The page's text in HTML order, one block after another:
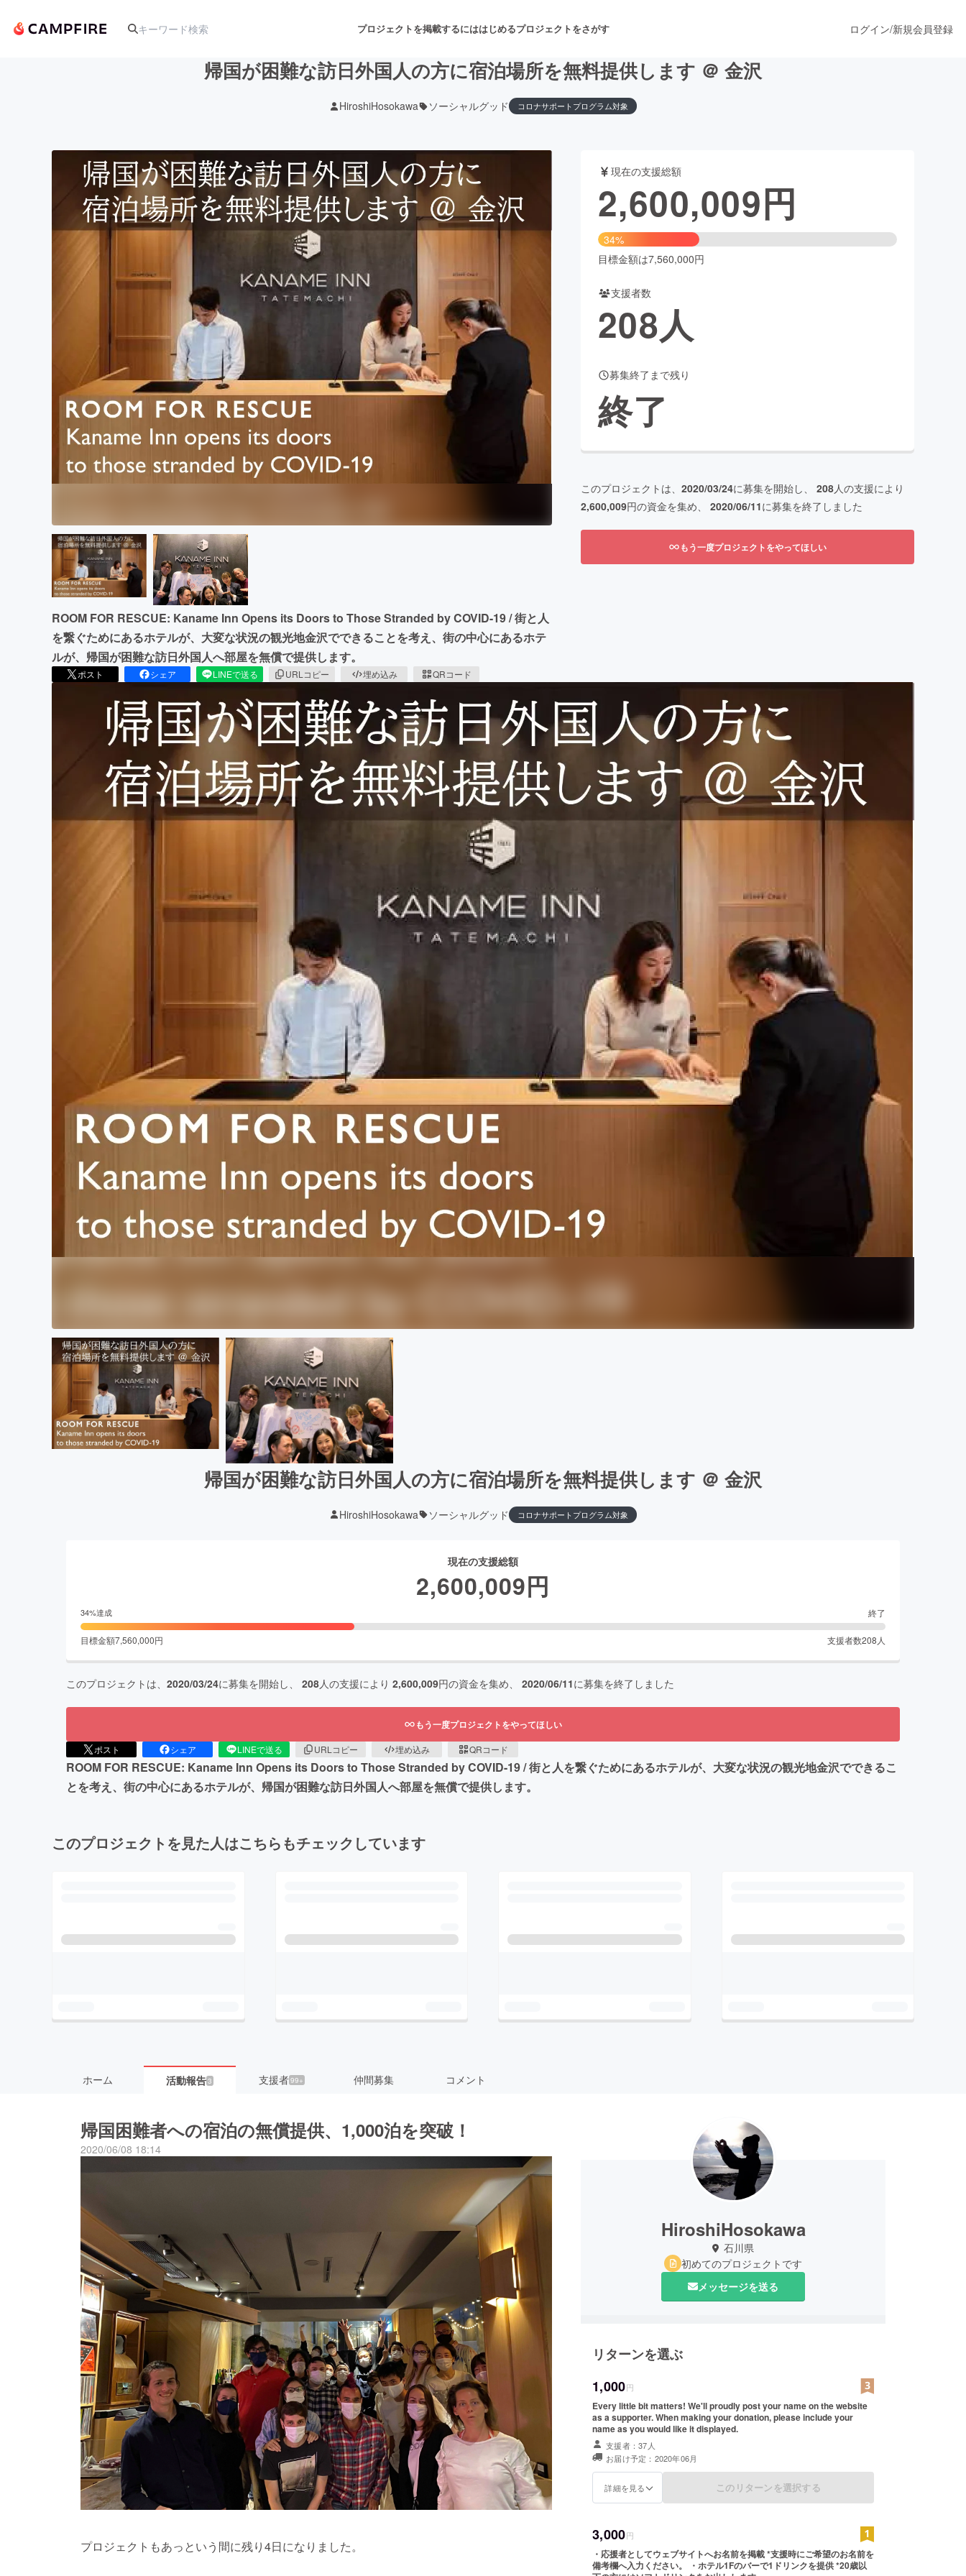
プロジェクトを掲載するにははじめるプロジェクトをさがす
アート・写真 音楽 舞台・パフォーマンス
テクノロジー・ガジェット ゲーム・サービス開発 フード・飲食店 ファッション
映像・映画
ビジネス・起業 チャレンジ ビューティー・ヘルスケア
まちづくり・地域活性化
CAMPFIRE for Social Good
CAMPFIRE Creation
CAMPFIREふるさと納税
machi-ya コミュニティ
ログイン/新規会員登録
帰国が困難な訪日外国人の方に宿泊場所を無料提供します ＠ 金沢
HiroshiHosokawa ソーシャルグッド コロナサポートプログラム対象
ROOM FOR RESCUE: Kaname Inn Opens its Doors to Those Stranded by COVID-19 / 街と人
を繋ぐためにあるホテルが、大変な状況の観光地金沢でできることを考え、街の中心にあるホテ
ルが、帰国が困難な訪日外国人へ部屋を無償で提供します。
ポスト シェア LINEで送る URLコピー 埋め込み QRコード
現在の支援総額
2,600,009円
34%
目標金額は7,560,000円
支援者数
208人
募集終了まで残り
終了
このプロジェクトは、 2020/03/24に募集を開始し、 208人の支援により
2,600,009円の資金を集め、 2020/06/11に募集を終了しました
もう一度プロジェクトをやってほしい
帰国が困難な訪日外国人の方に宿泊場所を無料提供します ＠ 金沢
HiroshiHosokawa ソーシャルグッド コロナサポートプログラム対象
現在の支援総額
2,600,009円
34%達成 終了
目標金額7,560,000円 支援者数208 人
このプロジェクトは、 2020/03/24に募集を開始し、 208人の支援により 2,600,009円の資金を集め、 2020/06/11に募集を終了しました
もう一度プロジェクトをやってほしい
ポスト シェア LINEで送る URLコピー 埋め込み QRコード
ROOM FOR RESCUE: Kaname Inn Opens its Doors to Those Stranded by COVID-19 / 街と人を繋ぐためにあるホテルが、大変な状況の観光地金沢でできるこ
とを考え、街の中心にあるホテルが、帰国が困難な訪日外国人へ部屋を無償で提供します。
このプロジェクトを見た人はこちらもチェックしています
ホーム 活動報告3 支援者99+ 仲間募集 コメント
帰国困難者への宿泊の無償提供、1,000泊を突破！
2020/06/08 18:14
プロジェクトもあっという間に残り4日になりました。
HiroshiHosokawa
石川県
初めてのプロジェクトです
メッセージを送る
リターンを選ぶ
1,000円
Every little bit matters! We'll proudly post your name on the website
as a supporter. When making your donation, please include your
name as you would like it displayed.
支援者：37人
お届け予定：2020年06月
詳細を見る このリターンを選択する
3,000円
・応援者としてウェブサイトへお名前を掲載 *支援時にご希望のお名前を
備考欄へ入力ください。 ・ホテル1Fのバーで1ドリンクを提供 *20歳以